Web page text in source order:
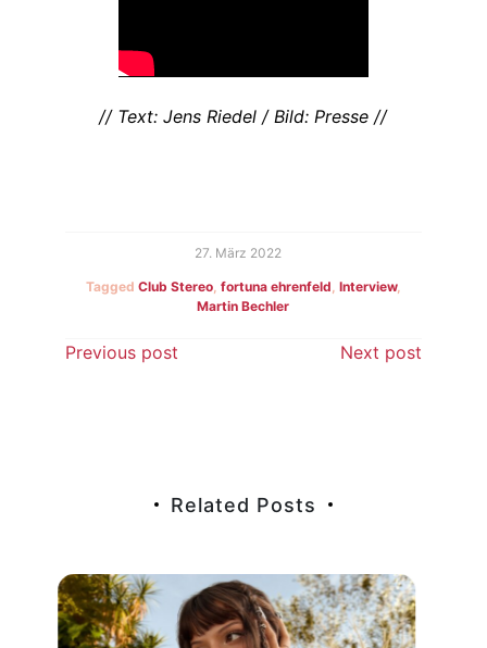
// Text: Jens Riedel / Bild: Presse //
27. März 2022
Tagged Club Stereo, fortuna ehrenfeld Interview,
Martin Bechler
Beitragsnavigation
Previous post Next post
Related Posts